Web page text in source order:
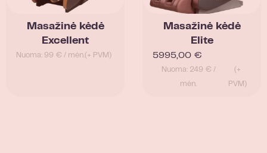
Masažinė kėdė
Excellent
Nuoma: 99 € / mėn.(+ PVM)
Masažinė kėdė
Elite
5995,00 €
Nuoma: 249 € /
mėn.
(+
PVM)